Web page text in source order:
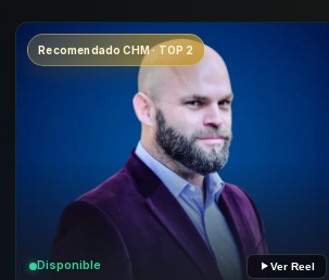
Recomendado CHM · TOP 2
Disponible Ver Reel